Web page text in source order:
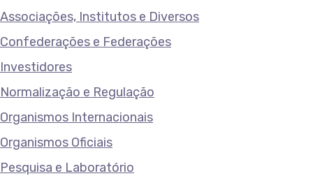
Associações, Institutos e Diversos
Confederações e Federações
Investidores
Normalização e Regulação
Organismos Internacionais
Organismos Oficiais
Pesquisa e Laboratório